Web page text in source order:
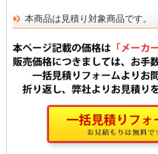
本商品は見積り対象商品です。